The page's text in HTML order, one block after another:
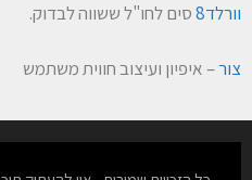
וורלד8 סים לחו"ל ששווה לבדוק.
צור– איפיון ועיצוב חווית משתמש